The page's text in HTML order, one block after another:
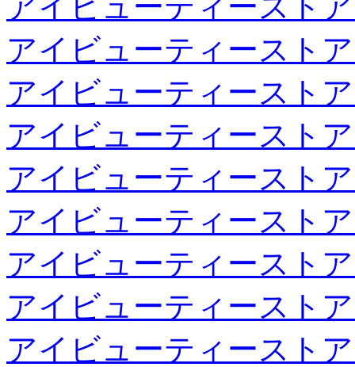
アイビューティースト
アイビューティースト
アイビューティースト
アイビューティースト
アイビューティースト
アイビューティースト
アイビューティースト
アイビューティースト